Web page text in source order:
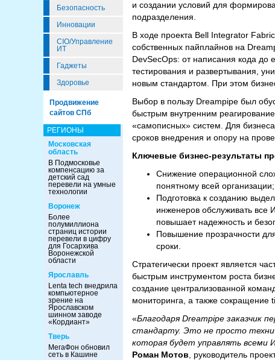
Безопасность
Инновации
CIO/Управление
ИТ
Гаджеты
Здоровье
Продвижение
сайтов СПб
РЕГИОНЫ
Московская
область
В Подмосковье
компенсацию за
детский сад
перевели на умные
технологии
Воронеж
Более
полумиллиона
страниц истории
перевели в цифру
для Госархива
Воронежской
области
Ярославль
Lenta tech внедрила
компьютерное
зрение на
Ярославском
шинном заводе
«Кордиант»
Тверь
МегаФон обновил
сеть в Кашине
и создании условий для
подразделения.
В ходе проекта Bell Integrator
собственных пайплайнов на
DevSecOps: от написания кода до
тестирования и развертывания,
новым стандартом. При этом
Выбор в пользу Dreampipe был
быстрым внутренним
«самописных» систем. Для бизнеса
сроков внедрения и опору на
Ключевые бизнес-результаты
Снижение операционной
понятному всей организации;
Подготовка к созданию
инженеров обслуживать все
повышает надежность и
Повышение прозрачности
сроки.
Стратегически проект является
быстрым инструментом роста
создание централизованной
мониторинга, а также сокращение
«Благодаря Dreampipe заказчик
стандарту. Это не просто
которая будет управлять
Роман Мотов , руководитель